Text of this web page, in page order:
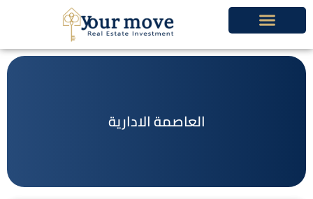
تخطي
العاصمة الادارية